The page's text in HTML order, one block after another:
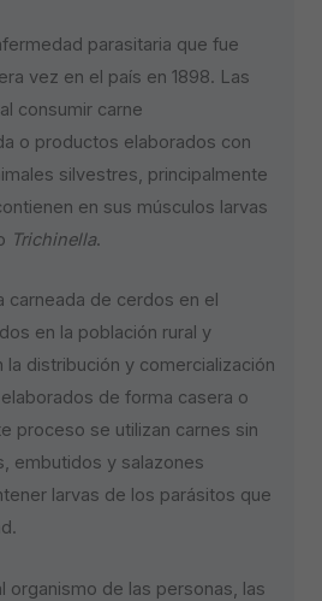
parasitaria que fue
vez en el país en 1898. Las
consumir carne
o productos elaborados con
silvestres, principalmente
en sus músculos larvas
Trichinella.
carneada de cerdos en el
en la población rural y
la distribución y comercialización
de forma casera o
proceso se utilizan carnes sin
embutidos y salazones
larvas de los parásitos que
organismo de las personas, las